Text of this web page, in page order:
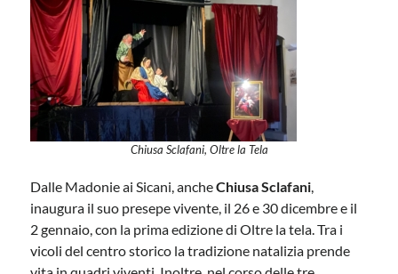
Chiusa Sclafani, Oltre la Tela
Dalle Madonie ai Sicani, ancheChiusa Sclafani,
inaugura il suo presepe vivente, il 26 e 30 dicembre e il
2 gennaio, con la prima edizione di Oltre la tela. Tra i
vicoli del centro storico la tradizione natalizia prende